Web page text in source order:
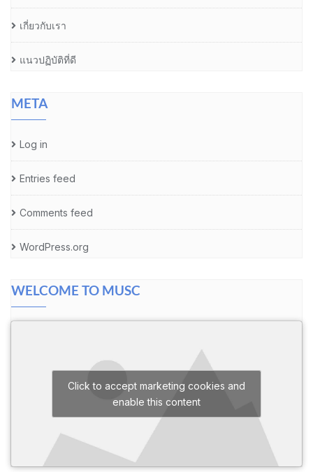
เกี่ยวกับเรา
แนวปฏิบัติที่ดี
META
Log in
Entries feed
Comments feed
WordPress.org
WELCOME TO MUSC
Click to accept marketing cookies and
enable this content